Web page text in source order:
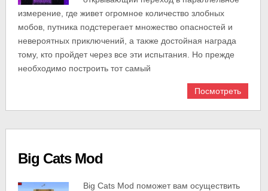
измерение, где живет огромное количество злобных
мобов, путника подстерегает множество опасностей и
невероятных приключений, а также достойная награда
тому, кто пройдет через все эти испытания. Но прежде
необходимо построить тот самый
Посмотреть
Big Cats Mod
Big Cats Mod поможет вам осуществить